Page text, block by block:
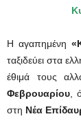
Η αγαπημένη
ταξιδεύει στα
έθιμά τους
Φεβρουαρίου ,
στη Νέα